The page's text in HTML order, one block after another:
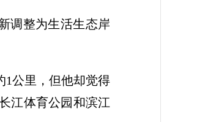
调整为生活生态岸
1公里，但他却觉得
江体育公园和滨江